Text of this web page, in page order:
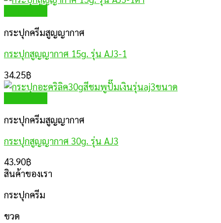
กระปุกครีมสูญญากาศ
กระปุกสูญญากาศ 15g. รุ่น AJ3-1
34.25฿
กระปุกครีมสูญญากาศ
กระปุกสูญญากาศ 30g. รุ่น AJ3
43.90฿
สินค้าของเรา
กระปุกครีม
ขวด